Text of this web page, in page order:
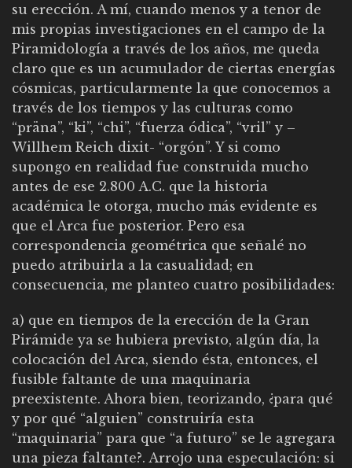
su erección. A mí, cuando menos y a tenor de
mis propias investigaciones en el campo de la
Piramidología a través de los años, me queda
claro que es un acumulador de ciertas energías
cósmicas, particularmente la que conocemos a
través de los tiempos y las culturas como
“präna”, “ki”, “chi”, “fuerza ódica”, “vril” y –
Willhem Reich dixit- “orgón”. Y si como
supongo en realidad fue construida mucho
antes de ese 2.800 A.C. que la historia
académica le otorga, mucho más evidente es
que el Arca fue posterior. Pero esa
correspondencia geométrica que señalé no
puedo atribuirla a la casualidad; en
consecuencia, me planteo cuatro posibilidades:
a) que en tiempos de la erección de la Gran
Pirámide ya se hubiera previsto, algún día, la
colocación del Arca, siendo ésta, entonces, el
fusible faltante de una maquinaria
preexistente. Ahora bien, teorizando, ¿para qué
y por qué “alguien” construiría esta
“maquinaria” para que “a futuro” se le agregara
una pieza faltante?. Arrojo una especulación: si